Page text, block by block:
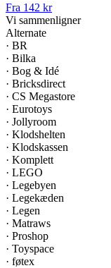
Fra 142 kr
Vi sammenligner
Alternate
· BR
· Bilka
· Bog & Idé
· Bricksdirect
· CS Megastore
· Eurotoys
· Jollyroom
· Klodshelten
· Klodskassen
· Komplett
· LEGO
· Legebyen
· Legekæden
· Legen
· Matraws
· Proshop
· Toyspace
· føtex